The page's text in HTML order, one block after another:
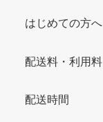
はじめての方へ
配送料・利用料
配送時間